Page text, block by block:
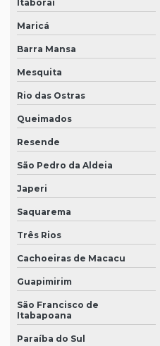
Itaboraí
Maricá
Barra Mansa
Mesquita
Rio das Ostras
Queimados
Resende
São Pedro da Aldeia
Japeri
Saquarema
Três Rios
Cachoeiras de Macacu
Guapimirim
São Francisco de
Itabapoana
Paraíba do Sul